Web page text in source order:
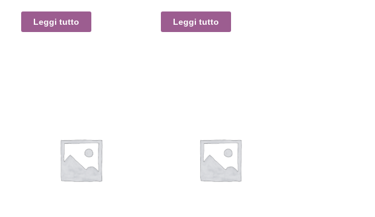
Leggi tutto Leggi tutto